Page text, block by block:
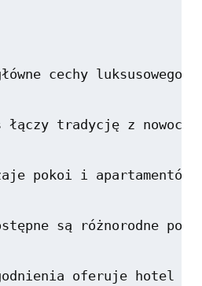
cechy luksusowego
tradycję z
pokoi i apartamentów
są różnorodne
oferuje hotel